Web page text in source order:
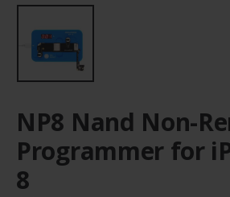
NP8 Nand Non-
Programmer for
8